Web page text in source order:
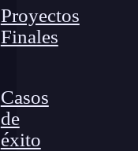
Proyectos
Finales
Casos
de
éxito